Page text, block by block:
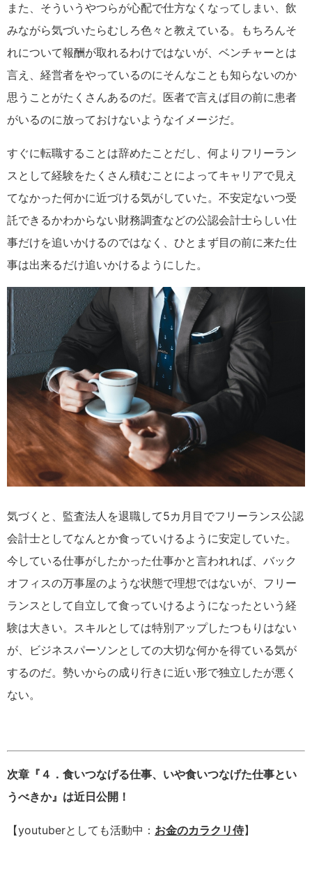
また、そういうやつらが心配で仕方なくなってしまい、飲
みながら気づいたらむしろ色々と教えている。もちろんそ
れについて報酬が取れるわけではないが、ベンチャーとは
言え、経営者をやっているのにそんなことも知らないのか
思うことがたくさんあるのだ。医者で言えば目の前に患者
がいるのに放っておけないようなイメージだ。
すぐに転職することは辞めたことだし、何よりフリーラン
スとして経験をたくさん積むことによってキャリアで見え
てなかった何かに近づける気がしていた。不安定ないつ受
託できるかわからない財務調査などの公認会計士らしい仕
事だけを追いかけるのではなく、ひとまず目の前に来た仕
事は出来るだけ追いかけるようにした。
気づくと、監査法人を退職して5カ月目でフリーランス公認
会計士としてなんとか食っていけるように安定していた。
今している仕事がしたかった仕事かと言われれば、バック
オフィスの万事屋のような状態で理想ではないが、フリー
ランスとして自立して食っていけるようになったという経
験は大きい。スキルとしては特別アップしたつもりはない
が、ビジネスパーソンとしての大切な何かを得ている気が
するのだ。勢いからの成り行きに近い形で独立したが悪く
ない。
次章『４．食いつなげる仕事、いや食いつなげた仕事とい
うべきか』は近日公開！
【youtuberとしても活動中： お金のカラクリ侍】